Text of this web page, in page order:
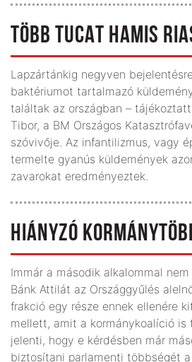
TÖBB TUCAT HAMIS
Lapzártánkig negyven
baktériumot tartalmazó
találtak az országban –
Tibor, a BM Országos
szóvivője. Az infantilizmus, vagy
termelte gyanús küldemények
zavarokat eredményeztek.
HIÁNYZÓ
Immár a második alkalommal
Bánk Attilát az Országgyűlés
frakció egy része ennek ellenére
mellett, amit a kormánykoalíció is
jelenti, hogy e kérdésben már
biztosítani parlamenti többségét